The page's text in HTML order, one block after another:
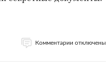
Комментарии отключены